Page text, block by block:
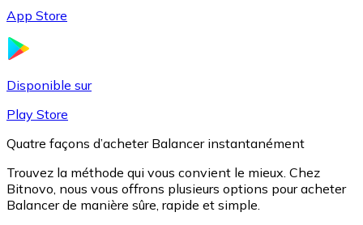
App Store
Disponible sur
Play Store
Quatre façons d’acheter Balancer instantanément
Trouvez la méthode qui vous convient le mieux. Chez
Bitnovo, nous vous offrons plusieurs options pour acheter
Balancer de manière sûre, rapide et simple.